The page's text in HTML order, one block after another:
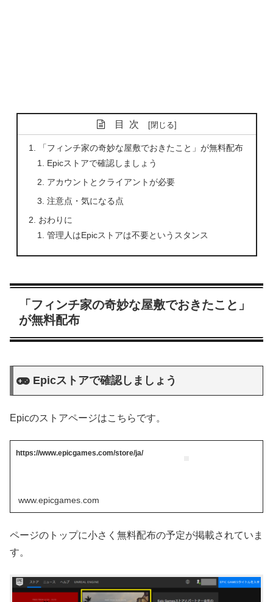
目次
「フィンチ家の奇妙な屋敷でおきたこと」が無料配布
Epicストアで確認しましょう
アカウントとクライアントが必要
注意点・気になる点
おわりに
管理人はEpicストアは不要というスタンス
「フィンチ家の奇妙な屋敷でおきたこと」
が無料配布
Epicストアで確認しましょう
Epicのストアページはこちらです。
https://www.epicgames.com/store/ja/
www.epicgames.com
ページのトップに小さく無料配布の予定が掲載されていま
す。